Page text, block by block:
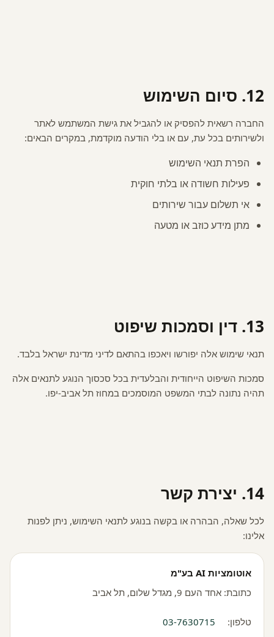
12. סיום השימוש
החברה רשאית להפסיק או להגביל את גישת המשתמש לאתר
ולשירותים בכל עת, עם או בלי הודעה מוקדמת, במקרים הבאים:
הפרת תנאי השימוש
פעילות חשודה או בלתי חוקית
אי תשלום עבור שירותים
מתן מידע כוזב או מטעה
13. דין וסמכות שיפוט
תנאי שימוש אלה יפורשו ויאכפו בהתאם לדיני מדינת ישראל בלבד.
סמכות השיפוט הייחודית והבלעדית בכל סכסוך הנוגע לתנאים אלה
תהיה נתונה לבתי המשפט המוסמכים במחוז תל אביב-יפו.
14. יצירת קשר
לכל שאלה, הבהרה או בקשה בנוגע לתנאי השימוש, ניתן לפנות
אלינו:
אוטומציות AI בע"מ
כתובת: אחד העם 9, מגדל שלום, תל אביב
טלפון: 03-7630715